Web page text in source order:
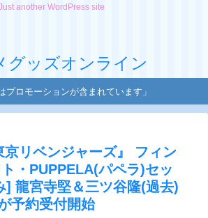
another WordPress site
グッズオンライン
プロモーションが含まれています」
京リベンジャーズ』 フィン
・PUPPELA(パペラ)セッ
] 龍宮寺堅＆三ツ谷隆(過去)
予約受付開始